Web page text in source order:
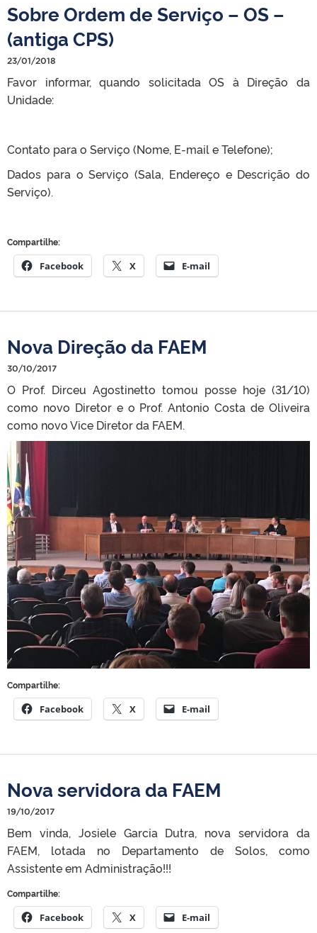
Sobre Ordem de Serviço – OS –
(antiga CPS)
23/01/2018
Favor informar, quando solicitada OS à Direção da
Unidade:
Contato para o Serviço (Nome, E-mail e Telefone);
Dados para o Serviço (Sala, Endereço e Descrição do
Serviço).
Compartilhe:
Facebook X E-mail
Nova Direção da FAEM
30/10/2017
O Prof. Dirceu Agostinetto tomou posse hoje (31/10)
como novo Diretor e o Prof. Antonio Costa de Oliveira
como novo Vice Diretor da FAEM.
Compartilhe:
Facebook X E-mail
Nova servidora da FAEM
19/10/2017
Bem vinda, Josiele Garcia Dutra, nova servidora da
FAEM, lotada no Departamento de Solos, como
Assistente em Administração!!!
Compartilhe:
Facebook X E-mail